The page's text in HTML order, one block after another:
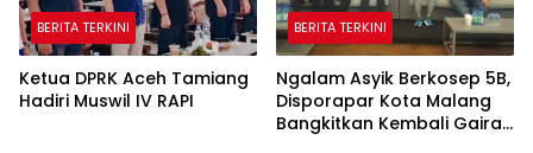
BERITA TERKINI
Ketua DPRK Aceh Tamiang
Hadiri Muswil IV RAPI
BERITA TERKINI
Ngalam Asyik Berkosep 5B,
Disporapar Kota Malang
Bangkitkan Kembali Gairah